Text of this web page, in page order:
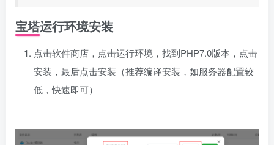
宝塔运行环境安装
点击软件商店，点击运行环境，找到PHP7.0版本，点击
安装，最后点击安装（推荐编译安装，如服务器配置较
低，快速即可）